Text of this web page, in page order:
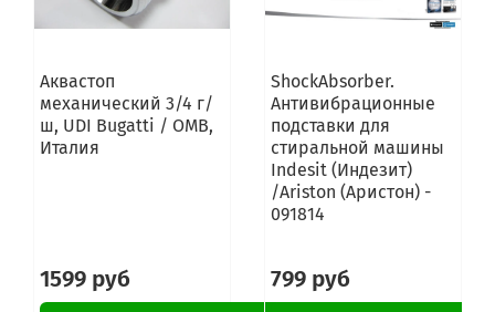
Аквастоп
механический 3/4 г/
ш, UDI Bugatti / OMB,
Италия
1599 руб
ShockAbsorber.
Антивибрационные
подставки для
стиральной машины
Indesit (Индезит)
/Ariston (Аристон) -
091814
799 руб